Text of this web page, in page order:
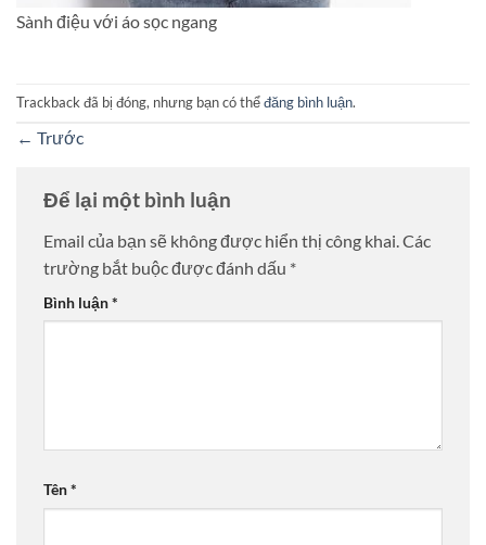
Sành điệu với áo sọc ngang
Trackback đã bị đóng, nhưng bạn có thểđăng bình luận.
← Trước
Để lại một bình luận
Email của bạn sẽ không được hiển thị công khai. Các
trường bắt buộc được đánh dấu *
Bình luận*
Tên*